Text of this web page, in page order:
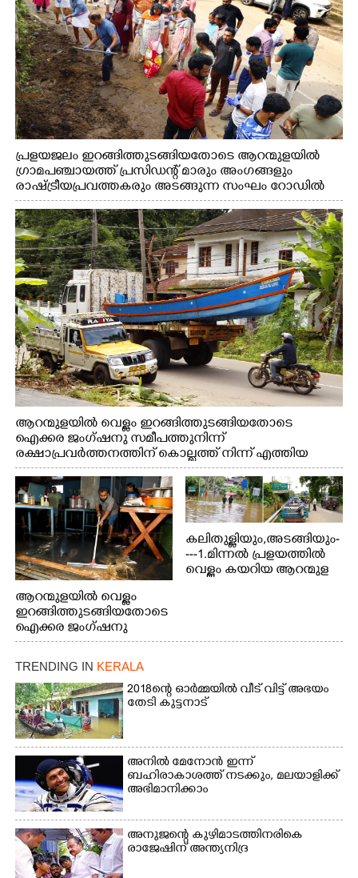
പ്രളയജലം ഇറങ്ങിത്തുടങ്ങിയതോടെ ആറന്മുളയിൽ
ഗ്രാമപഞ്ചായത്ത് പ്രസിഡന്റ് മാരും അംഗങ്ങളും
രാഷ്ട്രീയപ്രവത്തകരും അടങ്ങുന്ന സംഘം റോഡിൽ
അടിഞ്ഞ് കൂടിയ ചെളിയും മണ്ണും മറ്റ് മാലിന്യങ്ങളും
നീക്കം ചെയ്യുന്നു.
ആറന്മുളയിൽ വെള്ളം ഇറങ്ങിത്തുടങ്ങിയതോടെ
ഐക്കര ജംഗ്ഷനു സമീപത്തുനിന്ന്
രക്ഷാപ്രവർത്തനത്തിന് കൊല്ലത്ത് നിന്ന് എത്തിയ
ബോട്ടുകൾ തിരികെക്കൊണ്ടുപോകുന്നു.
ആറന്മുളയിൽ വെള്ളം
ഇറങ്ങിത്തുടങ്ങിയതോടെ
ഐക്കര ജംഗ്ഷനു
സമീപം ആറന്മുള
കിടങ്ങന്നൂർ റോഡിന്
സമീപം പ്രവർത്തിക്കു
ആറന്മുള തട്ടുകട കഴുകി
വൃത്തിയാക്കുന്നു.
കലിതുള്ളിയും,അടങ്ങിയും-
---1.മിന്നൽ പ്രളയത്തിൽ
വെള്ളം കയറിയ ആറന്മുള
ഇറങ്ങിപ്പോൾ
ത്തിന് ഓച്ചിറ അഴിക്കലിൽ
നിന്ന്എത്തിച്ച ബോട്ടും.
TRENDING IN KERALA
2018ന്റെ ഓർമ്മയിൽ വീട് വിട്ട് അഭയം
തേടി കുട്ടനാട്
അനിൽ മേനോൻ ഇന്ന്
ബഹിരാകാശത്ത് നടക്കും, മലയാളിക്ക്
അഭിമാനിക്കാം
അനുജന്റെ കുഴിമാടത്തിനരികെ
രാജേഷിന് അന്ത്യനിദ്ര